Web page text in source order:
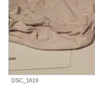
DSC_1619